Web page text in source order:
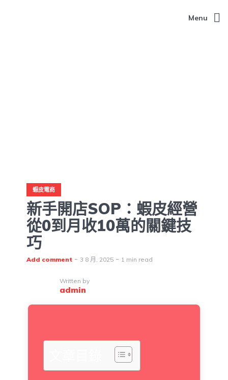
Menu
蝦皮電商
新手開店SOP：蝦皮經營
從0到月收10萬的關鍵技
巧
Add comment 3 8 月, 2025 1 min read
Written by
admin